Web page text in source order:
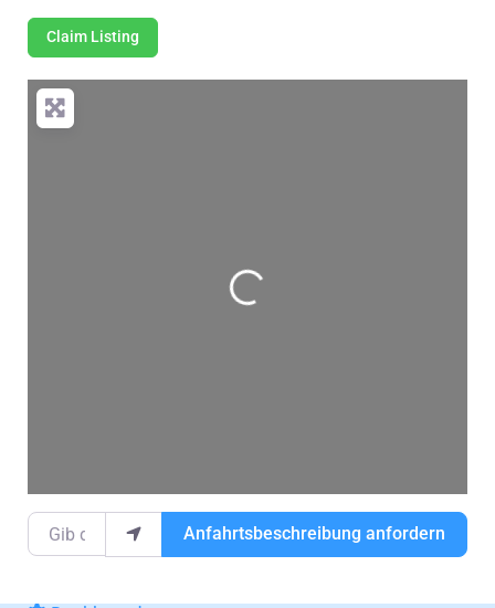
Claim Listing
Wird geladen …
Gib deinen Standort ein.
Anfahrtsbeschreibung anfordern